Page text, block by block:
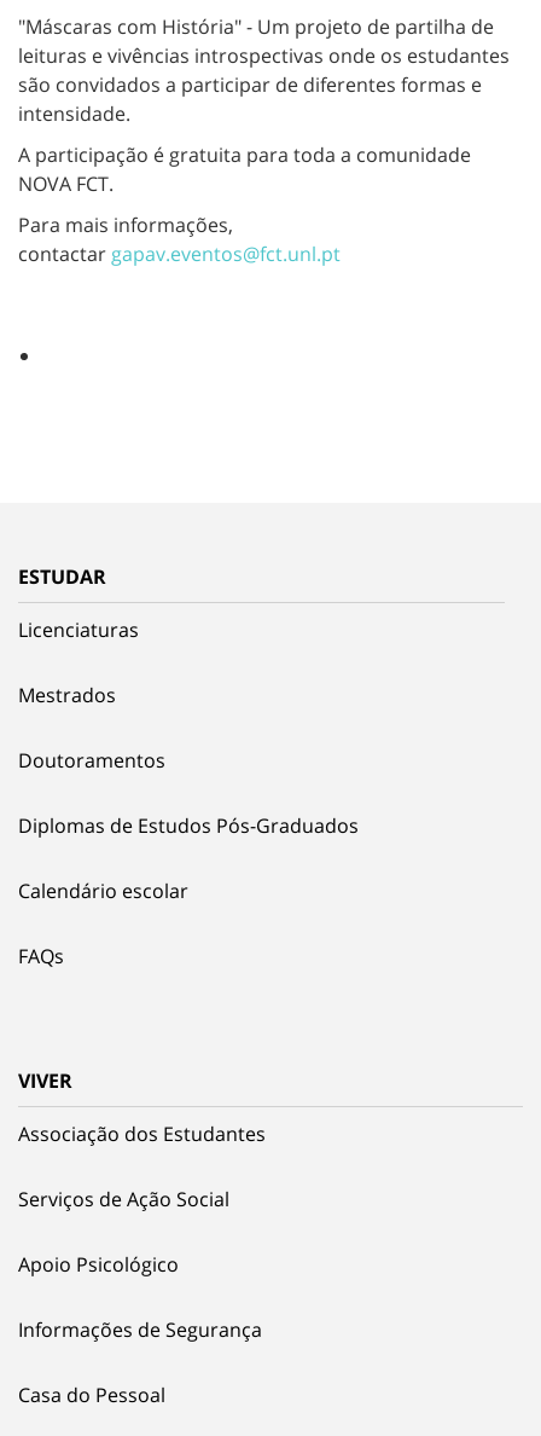
"Máscaras com História" - Um projeto de partilha de
leituras e vivências introspectivas onde os estudantes
são convidados a participar de diferentes formas e
intensidade.
A participação é gratuita para toda a comunidade
NOVA FCT.
Para mais informações,
contactar gapav.eventos@fct.unl.pt
ESTUDAR
Licenciaturas
Mestrados
Doutoramentos
Diplomas de Estudos Pós-Graduados
Calendário escolar
FAQs
VIVER
Associação dos Estudantes
Serviços de Ação Social
Apoio Psicológico
Informações de Segurança
Casa do Pessoal